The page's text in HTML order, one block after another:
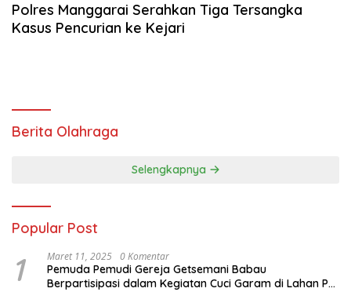
Polres Manggarai Serahkan Tiga Tersangka
Kasus Pencurian ke Kejari
Berita Olahraga
Selengkapnya
Popular Post
1 Maret 11, 2025 0 Komentar
Pemuda Pemudi Gereja Getsemani Babau
Berpartisipasi dalam Kegiatan Cuci Garam di Lahan PT.